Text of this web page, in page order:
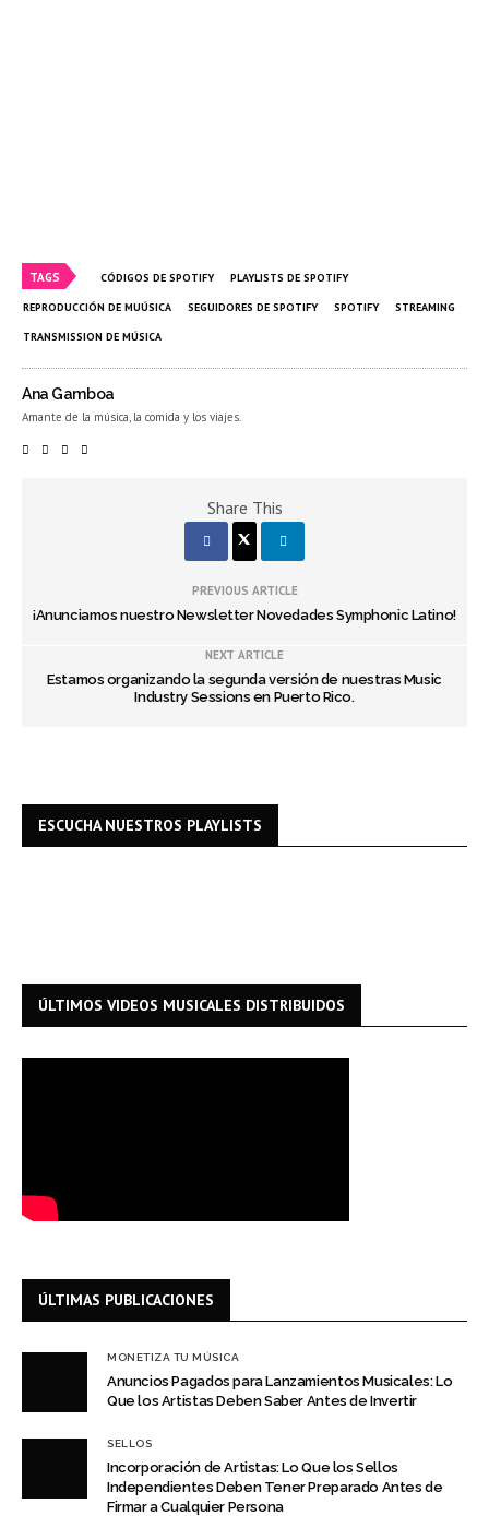
TAGS CÓDIGOS DE SPOTIFY PLAYLISTS DE SPOTIFY
REPRODUCCIÓN DE MUÚSICA SEGUIDORES DE SPOTIFY SPOTIFY STREAMING
TRANSMISSION DE MÚSICA
Ana Gamboa
Amante de la música, la comida y los viajes.
Share This
PREVIOUS ARTICLE
¡Anunciamos nuestro Newsletter Novedades Symphonic Latino!
NEXT ARTICLE
Estamos organizando la segunda versión de nuestras Music
Industry Sessions en Puerto Rico.
ESCUCHA NUESTROS PLAYLISTS
ÚLTIMOS VIDEOS MUSICALES DISTRIBUIDOS
ÚLTIMAS PUBLICACIONES
MONETIZA TU MÚSICA
Anuncios Pagados para Lanzamientos Musicales: Lo
Que los Artistas Deben Saber Antes de Invertir
SELLOS
Incorporación de Artistas: Lo Que los Sellos
Independientes Deben Tener Preparado Antes de
Firmar a Cualquier Persona